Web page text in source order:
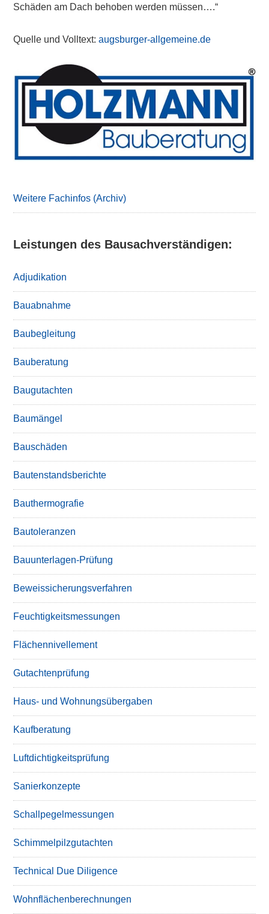
Schäden am Dach behoben werden müssen….“
Quelle und Volltext:augsburger-allgemeine.de
Primary
Sidebar
Weitere Fachinfos (Archiv)
Leistungen des Bausachverständigen:
Adjudikation
Bauabnahme
Baubegleitung
Bauberatung
Baugutachten
Baumängel
Bauschäden
Bautenstandsberichte
Bauthermografie
Bautoleranzen
Bauunterlagen-Prüfung
Beweissicherungsverfahren
Feuchtigkeitsmessungen
Flächennivellement
Gutachtenprüfung
Haus- und Wohnungsübergaben
Kaufberatung
Luftdichtigkeitsprüfung
Sanierkonzepte
Schallpegelmessungen
Schimmelpilzgutachten
Technical Due Diligence
Wohnflächenberechnungen